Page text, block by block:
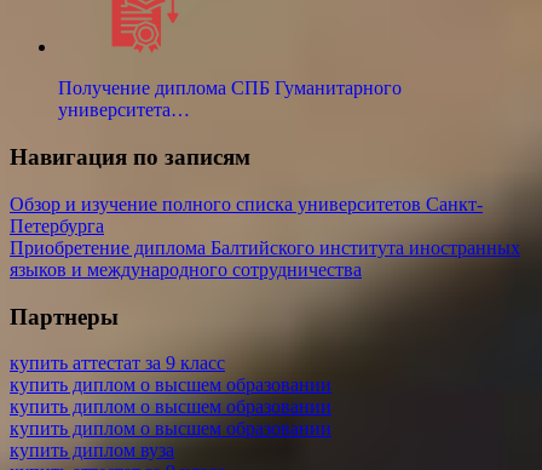
Получение диплома СПБ Гуманитарного
университета…
Навигация по записям
Обзор и изучение полного списка университетов Санкт-
Петербурга
Приобретение диплома Балтийского института иностранных
языков и международного сотрудничества
Партнеры
купить аттестат за 9 класс
купить диплом о высшем образовании
купить диплом о высшем образовании
купить диплом о высшем образовании
купить диплом вуза